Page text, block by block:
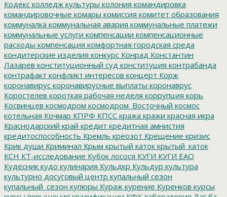
Кодекс колледж культуры колония командировка
командировочные комары комиссия комитет образования
коммуналка коммунальная авария коммунальные платежи
коммунальные услуги компенсации компенсационные
расходы компенсация комфортная городская среда
кондитерские изделия конкурс Конрад Константин
Лазарев конституционный суд конституция контрабанда
контрафакт конфликт интересов концерт Корж
коронавирус коронавирусные выплаты коронаврус
Коростелев короткая рабочая неделя коррупция корь
Косвинцев космодром космодром_Восточный космос
котельная Кочмар КПРФ КПСС кража кражи красная икра
Краснодарский край кредит кредитная амнистия
кредитоспособность Кремль креозот Крещение кризис
Крик души Криминал Крым крытый каток крытый_каток
КСН КТ-исследование Кубок лосося КУГИ КУГИ ЕАО
Кудесник кудо кулинария Кульдкр Кульдур культура
культурно досуговый центр купальный сезон
купальный_сезон купюры Кураж курение Куренков курсы